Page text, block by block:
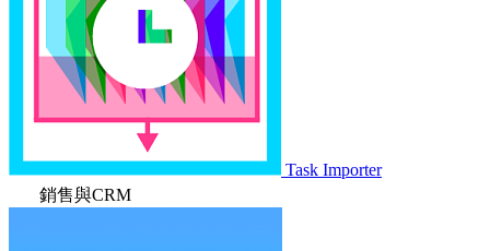
Task Importer
銷售與CRM